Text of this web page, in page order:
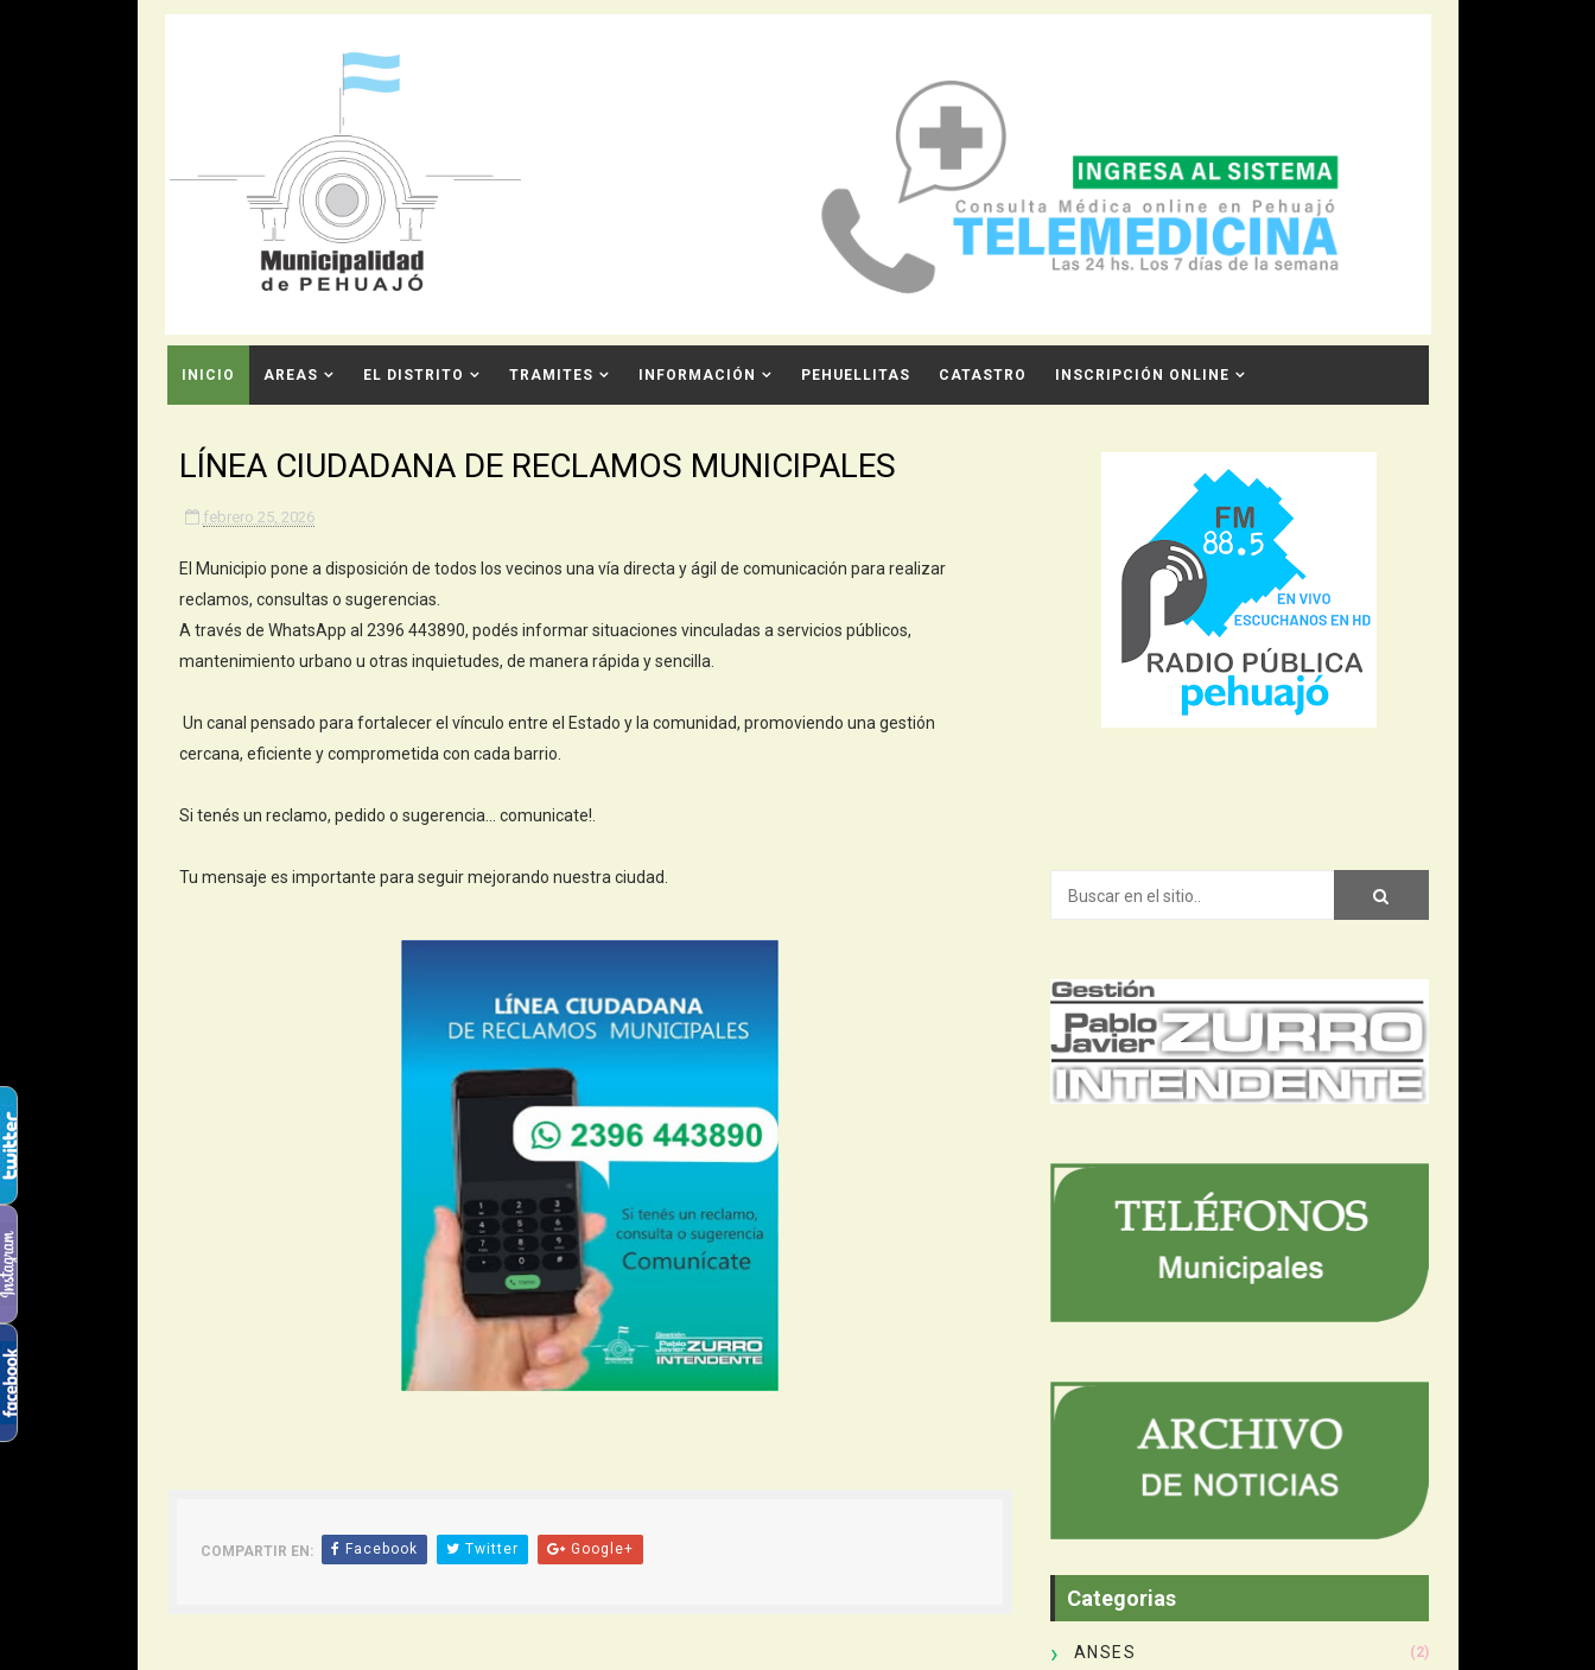
INICIO AREAS EL DISTRITO TRAMITES INFORMACIÓN PEHUELLITAS CATASTRO INSCRIPCIÓN ONLINE
LÍNEA CIUDADANA DE RECLAMOS MUNICIPALES
febrero 25, 2026
El Municipio pone a disposición de todos los vecinos una vía directa y ágil de comunicación para realizar
reclamos, consultas o sugerencias.
A través de WhatsApp al 2396 443890, podés informar situaciones vinculadas a servicios públicos,
mantenimiento urbano u otras inquietudes, de manera rápida y sencilla.
Un canal pensado para fortalecer el vínculo entre el Estado y la comunidad, promoviendo una gestión
cercana, eficiente y comprometida con cada barrio.
Si tenés un reclamo, pedido o sugerencia… comunicate!.
Tu mensaje es importante para seguir mejorando nuestra ciudad.
COMPARTIR EN: Facebook Twitter Google+
Categorias
ANSES (2)